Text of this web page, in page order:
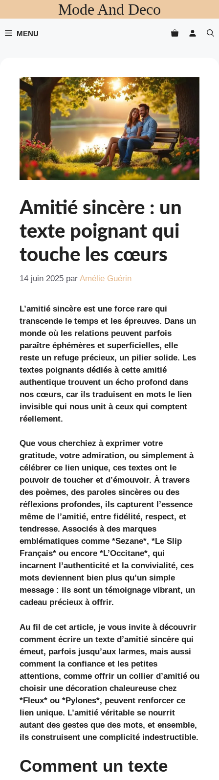
au
contenu
Mode And Deco
MENU
Amitié sincère : un
texte poignant qui
touche les cœurs
14 juin 2025 par Amélie Guérin
L’amitié sincère est une force rare qui
transcende le temps et les épreuves. Dans un
monde où les relations peuvent parfois
paraître éphémères et superficielles, elle
reste un refuge précieux, un pilier solide. Les
textes poignants dédiés à cette amitié
authentique trouvent un écho profond dans
nos cœurs, car ils traduisent en mots le lien
invisible qui nous unit à ceux qui comptent
réellement.
Que vous cherchiez à exprimer votre
gratitude, votre admiration, ou simplement à
célébrer ce lien unique, ces textes ont le
pouvoir de toucher et d’émouvoir. À travers
des poèmes, des paroles sincères ou des
réflexions profondes, ils capturent l’essence
même de l’amitié, entre fidélité, respect, et
tendresse. Associés à des marques
emblématiques comme *Sezane*, *Le Slip
Français* ou encore *L’Occitane*, qui
incarnent l’authenticité et la convivialité, ces
mots deviennent bien plus qu’un simple
message : ils sont un témoignage vibrant, un
cadeau précieux à offrir.
Au fil de cet article, je vous invite à découvrir
comment écrire un texte d’amitié sincère qui
émeut, parfois jusqu’aux larmes, mais aussi
comment la confiance et les petites
attentions, comme offrir un collier d’amitié ou
choisir une décoration chaleureuse chez
*Fleux* ou *Pylones*, peuvent renforcer ce
lien unique. L’amitié véritable se nourrit
autant des gestes que des mots, et ensemble,
ils construisent une complicité indestructible.
Comment un texte